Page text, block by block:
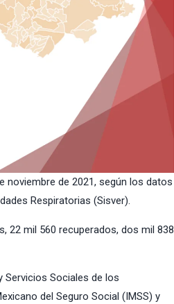
noviembre de 2021, según los datos
Respiratorias (Sisver).
22 mil 560 recuperados, dos mil 838
Servicios Sociales de los
del Seguro Social (IMSS) y